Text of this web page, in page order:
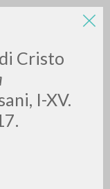
Cristo
I-XV.